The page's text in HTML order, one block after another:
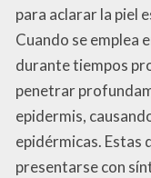
para aclarar la piel
Cuando se emplea
durante tiempos
penetrar
epidermis,
epidérmicas. Estas
presentarse con